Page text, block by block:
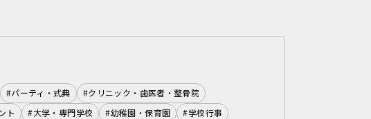
#パーティ・式典
#クリニック・歯医者・整骨院
ト #大学・専門学校 #幼稚園・保育園
#学校行事